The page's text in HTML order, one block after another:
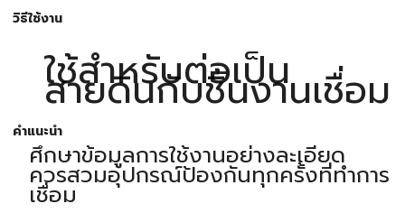
วิธีใช้งาน
ใช้สำหรับต่อเป็น
สายดินกับชิ้นงานเชื่อม
คำแนะนำ
ศึกษาข้อมูลการใช้งานอย่างละเอียด
ควรสวมอุปกรณ์ป้องกันทุกครั้งที่ทำการ
เชื่อม